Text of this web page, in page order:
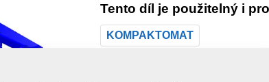
Tento díl je použitelný i
KOMPAKTOMAT